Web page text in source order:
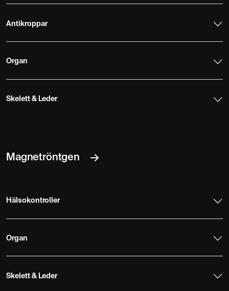
Antikroppar
Organ
Skelett & Leder
Magnetröntgen
Hälsokontroller
Organ
Skelett & Leder